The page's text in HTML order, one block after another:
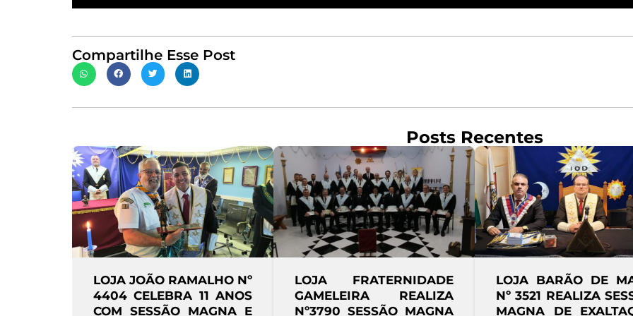
Compartilhe Esse Post
Posts Recentes
LOJA FRATERNIDADE
GAMELEIRA REALIZA
Nº3790 SESSÃO MAGNA
LOJA BARÃO DE MAUÁ
Nº 3521 REALIZA SESSÃO
MAGNA DE EXALTAÇÃO
LOJA CAVALHEIROS DA
ARTE REAL CELEBRA
DIA DOS PAIS EM